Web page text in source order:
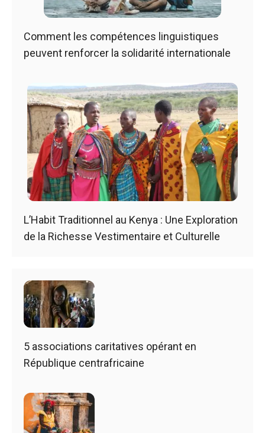
Comment les compétences linguistiques
peuvent renforcer la solidarité internationale
L’Habit Traditionnel au Kenya : Une Exploration
de la Richesse Vestimentaire et Culturelle
5 associations caritatives opérant en
République centrafricaine